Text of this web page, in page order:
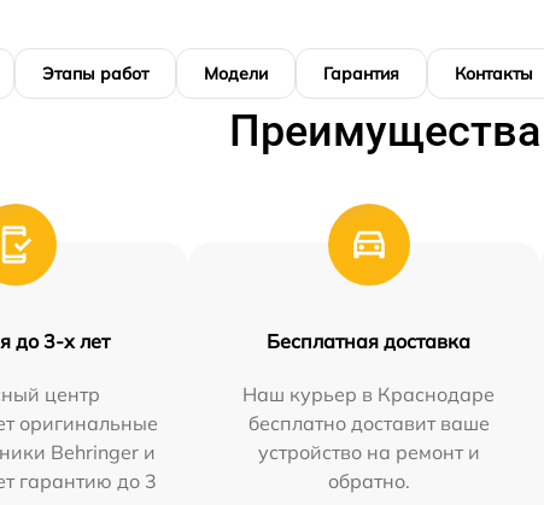
Этапы работ Модели Гарантия Контакты
до 3-х лет
центр
оригинальные
Behringer и
гарантию до 3
Бесплатная доставка
Наш курьер в Краснодаре
бесплатно доставит ваше
устройство на ремонт и
обратно.